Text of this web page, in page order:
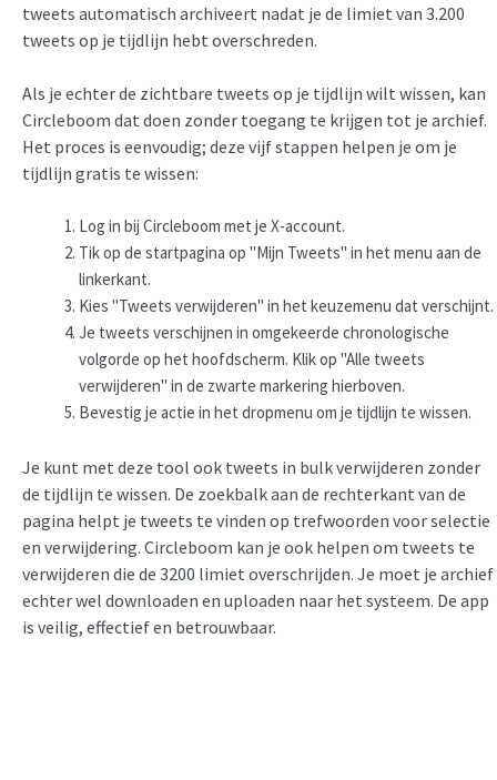
tweets automatisch archiveert nadat je de limiet van 3.200
tweets op je tijdlijn hebt overschreden.
Als je echter de zichtbare tweets op je tijdlijn wilt wissen, kan
Circleboom dat doen zonder toegang te krijgen tot je archief.
Het proces is eenvoudig; deze vijf stappen helpen je om je
tijdlijn gratis te wissen:
Log in bij Circleboom met je X-account.
Tik op de startpagina op "Mijn Tweets" in het menu aan de
linkerkant.
Kies "Tweets verwijderen" in het keuzemenu dat verschijnt.
Je tweets verschijnen in omgekeerde chronologische
volgorde op het hoofdscherm. Klik op "Alle tweets
verwijderen" in de zwarte markering hierboven.
Bevestig je actie in het dropmenu om je tijdlijn te wissen.
Je kunt met deze tool ook tweets in bulk verwijderen zonder
de tijdlijn te wissen. De zoekbalk aan de rechterkant van de
pagina helpt je tweets te vinden op trefwoorden voor selectie
en verwijdering. Circleboom kan je ook helpen om tweets te
verwijderen die de 3200 limiet overschrijden. Je moet je archief
echter wel downloaden en uploaden naar het systeem. De app
is veilig, effectief en betrouwbaar.